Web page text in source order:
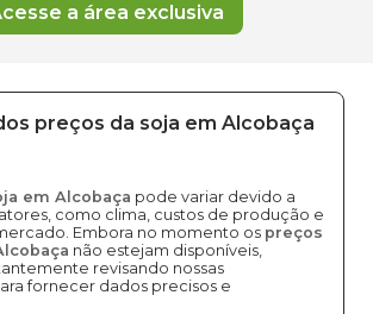
a área exclusiva
preços da soja em Alcobaça
em Alcobaça pode variar devido a
como clima, custos de produção e
Embora no momento os preços
não estejam disponíveis,
revisando nossas
fornecer dados precisos e